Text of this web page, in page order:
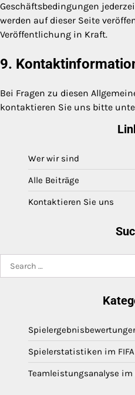
Geschäftsbedingungen
werden auf dieser Seite
Veröffentlichung in Kraft.
9.
Bei Fragen zu diesen
kontaktieren Sie uns bitte
Wer wir sind
Alle Beiträge
Kontaktieren Sie uns
for:
Spielerstatistiken im FIFA
Teamleistungsanalyse im